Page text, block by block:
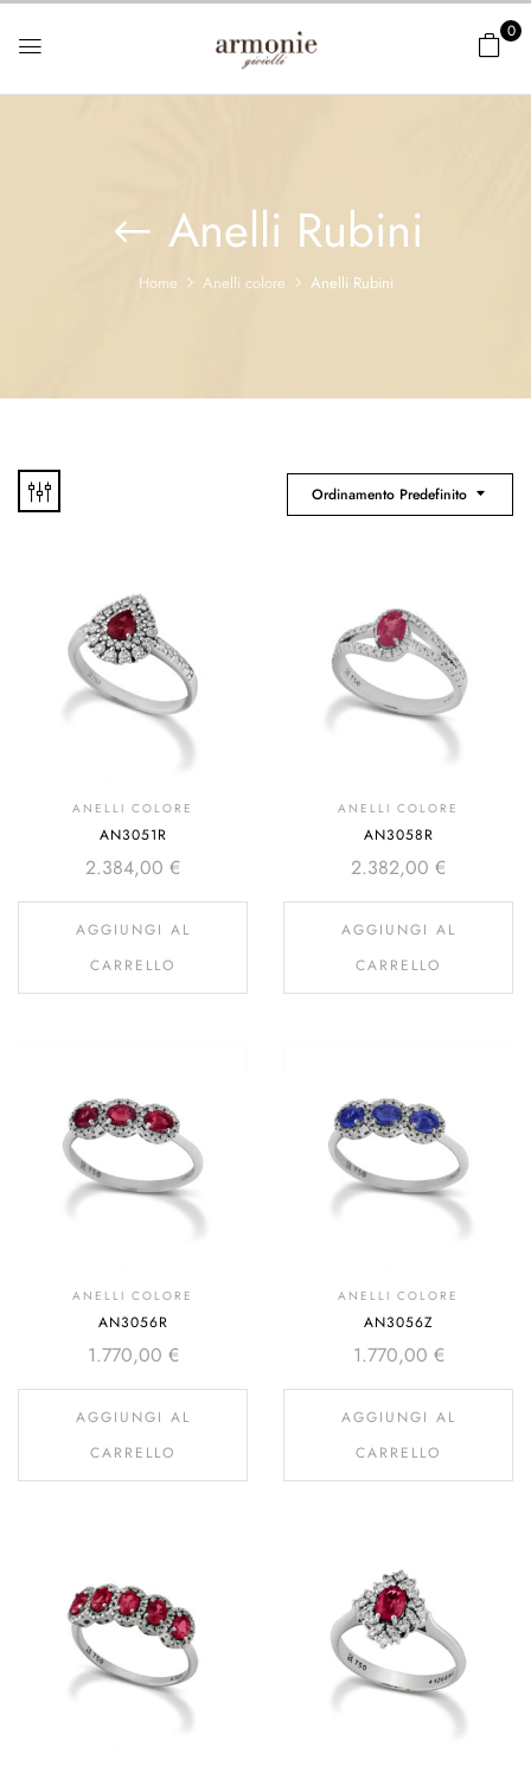
0
Anelli Rubini
Home Anelli colore Anelli Rubini
Ordinamento Predefinito
ANELLI COLORE
AN3051R
2.384,00 €
AGGIUNGI AL
CARRELLO
ANELLI COLORE
AN3058R
2.382,00 €
AGGIUNGI AL
CARRELLO
ANELLI COLORE
AN3056R
1.770,00 €
AGGIUNGI AL
CARRELLO
ANELLI COLORE
AN3056Z
1.770,00 €
AGGIUNGI AL
CARRELLO